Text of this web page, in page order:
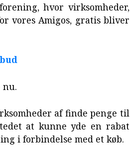
hvor virksomheder,
vores Amigos, gratis bliver
nu.
af finde penge til
at kunne yde en rabat
i forbindelse med et køb.